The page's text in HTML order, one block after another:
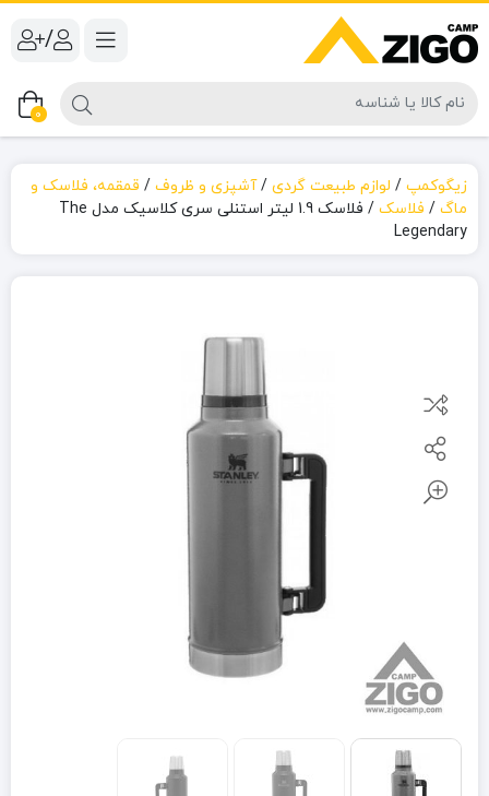
/
0
زیگوکمپ / لوازم طبیعت گردی /آشپزی و ظروف / قمقمه، فلاسک و
ماگ / فلاسک /
فلاسک 1.9 لیتر استنلی سری کلاسیک مدل The
Legendary